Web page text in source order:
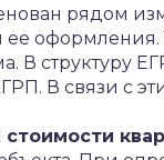
рядом
оформления.
В структуру
В связи с
стоимости